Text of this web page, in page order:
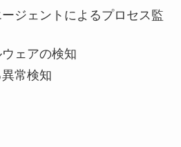
ジェントによるプロセス監
ェアの検知
常検知